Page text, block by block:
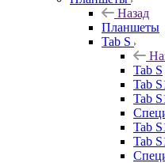
Назад
Планшеты
Tab S
Tab S
Tab
Tab
Tab
Tab